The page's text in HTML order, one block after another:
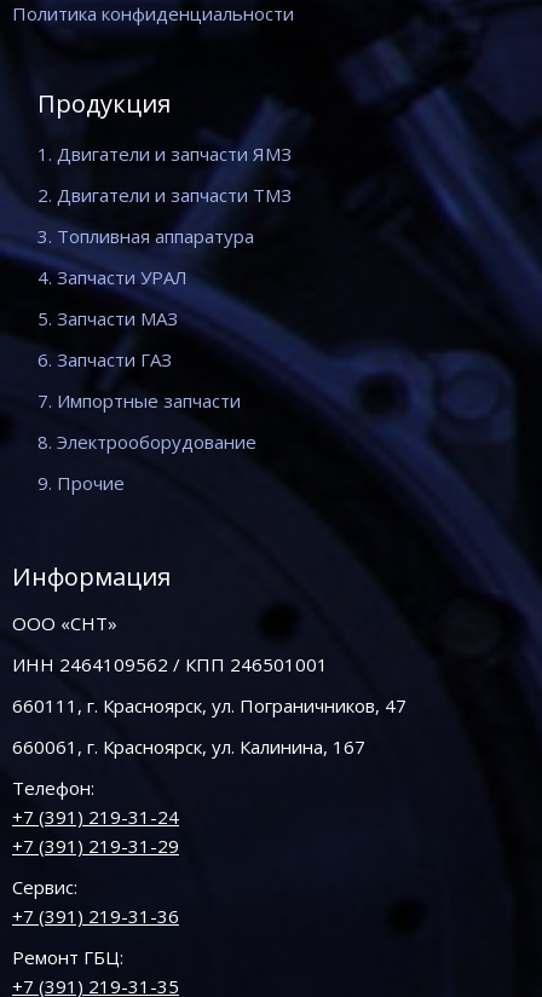
Политика конфиденциальности
Продукция
1. Двигатели и запчасти ЯМЗ
2. Двигатели и запчасти ТМЗ
3. Топливная аппаратура
4. Запчасти УРАЛ
5. Запчасти МАЗ
6. Запчасти ГАЗ
7. Импортные запчасти
8. Электрооборудование
9. Прочие
Информация
ООО «СНТ»
ИНН 2464109562 / КПП 246501001
660111, г. Красноярск, ул. Пограничников, 47
660061, г. Красноярск, ул. Калинина, 167
Телефон:
+7 (391) 219-31-24
+7 (391) 219-31-29
Сервис:
+7 (391) 219-31-36
Ремонт ГБЦ:
+7 (391) 219-31-35